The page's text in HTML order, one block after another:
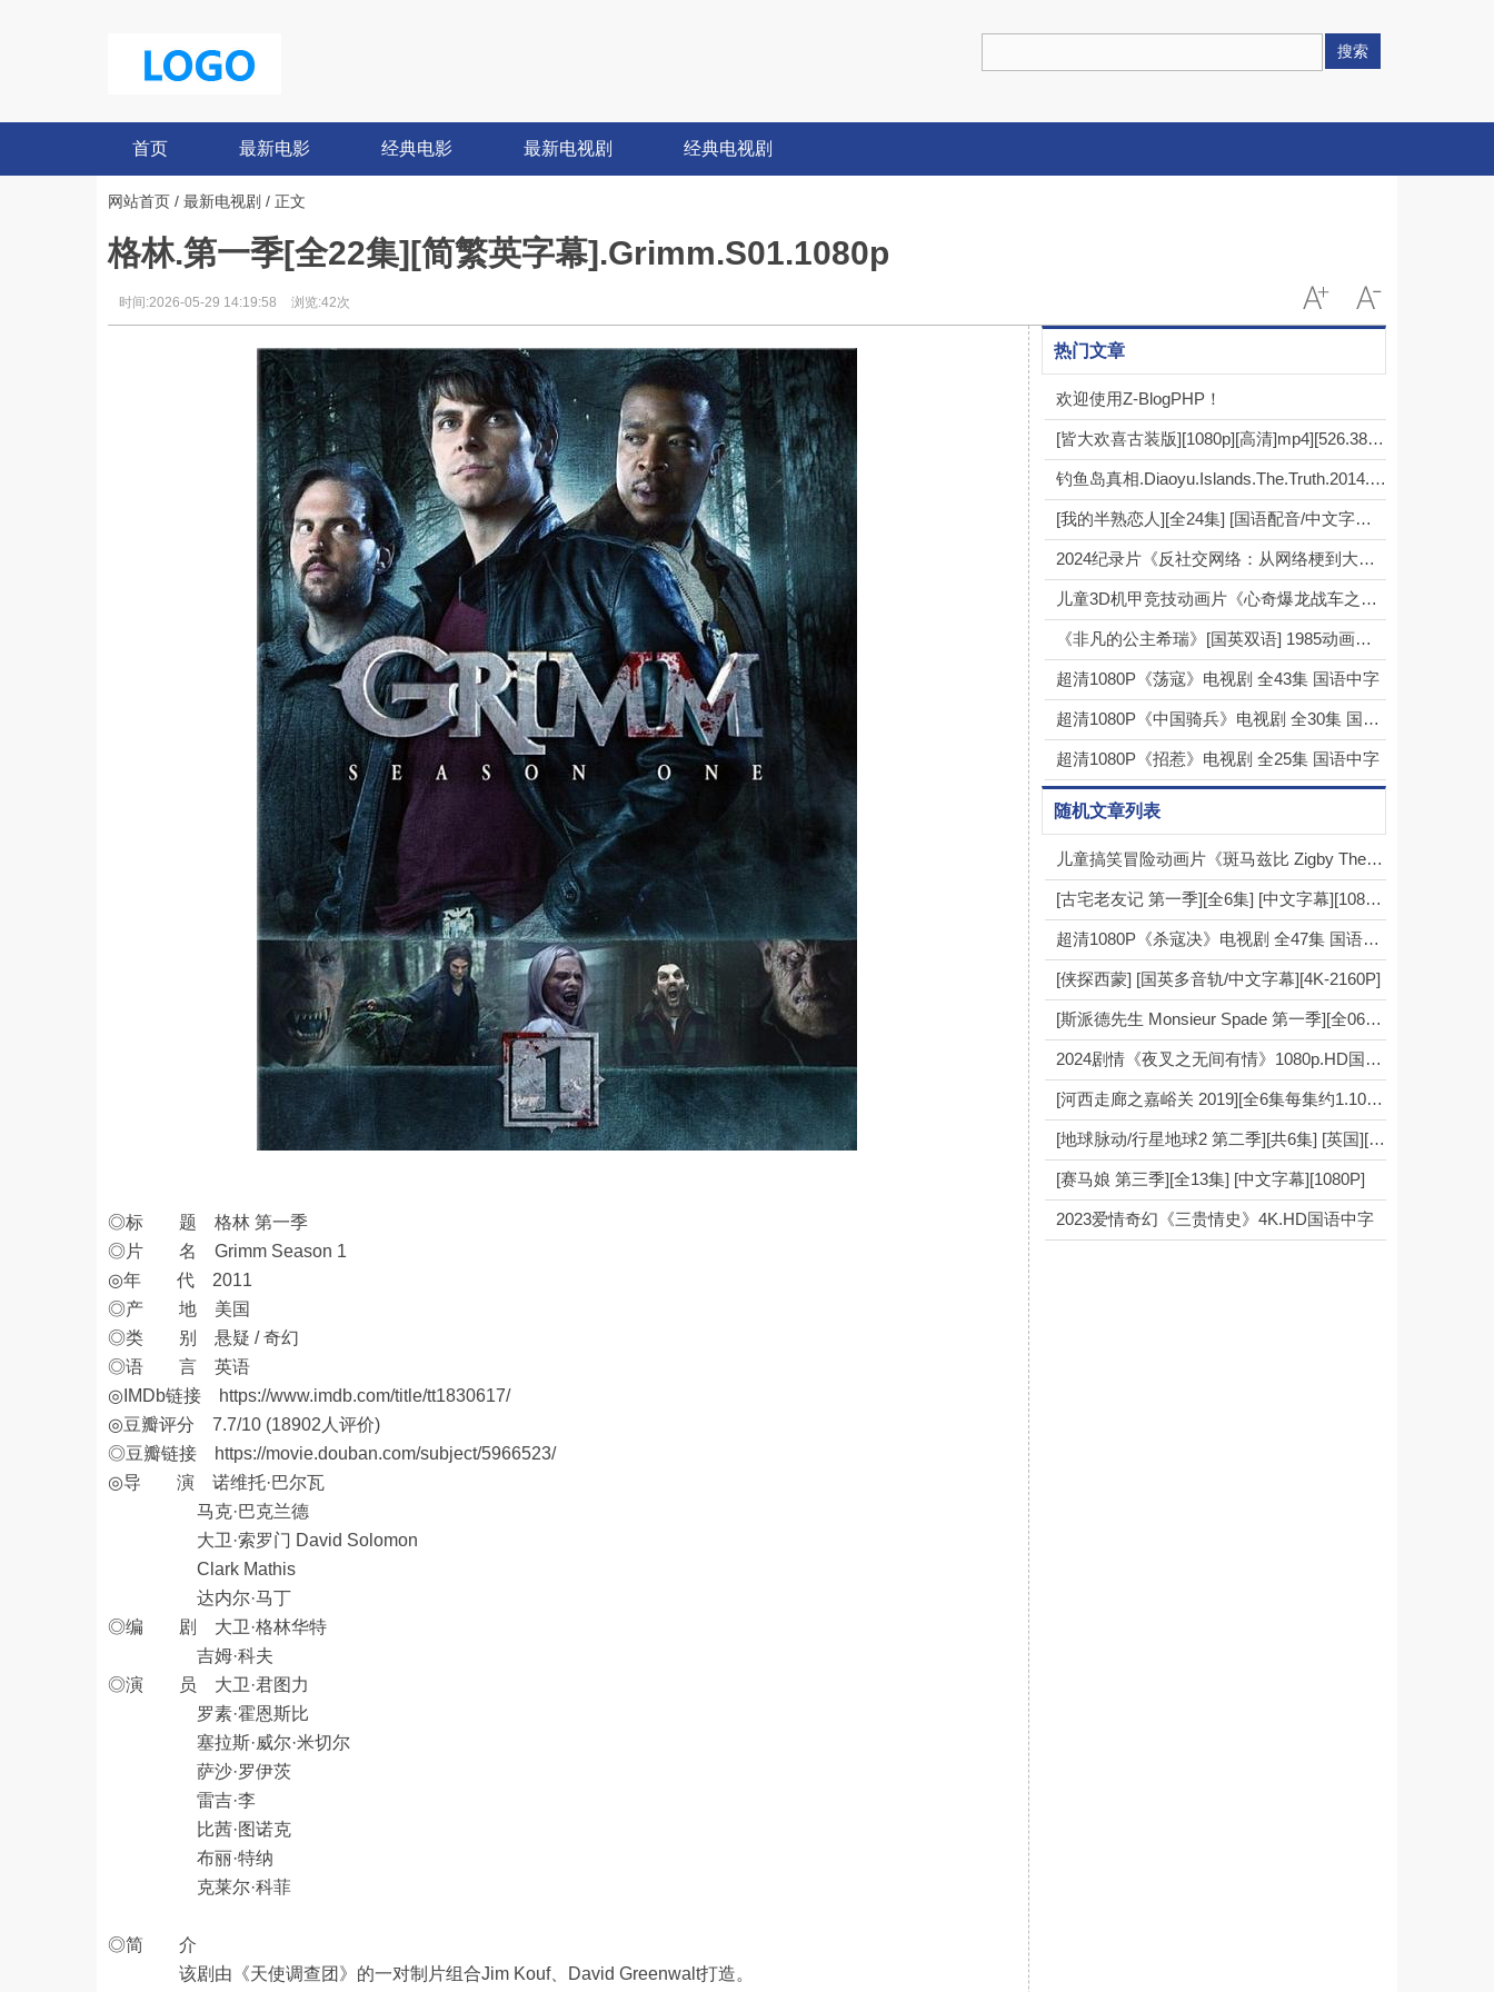
搜索
首页 最新电影 经典电影 最新电视剧 经典电视剧
网站首页 / 最新电视剧 / 正文
格林.第一季[全22集][简繁英字幕].Grimm.S01.1080p
时间:2026-05-29 14:19:58 浏览:42次
◎标 题 格林 第一季
◎片 名 Grimm Season 1
◎年 代 2011
◎产 地 美国
◎类 别 悬疑 / 奇幻
◎语 言 英语
◎IMDb链接
https://www.imdb.com/title/tt1830617/
◎豆瓣评分 7.7/10 (18902人评价)
◎豆瓣链接
https://movie.douban.com/subject/5966523/
◎导 演 诺维托·巴尔瓦
马克·巴克兰德
大卫·索罗门 David Solomon
Clark Mathis
达内尔·马丁
◎编 剧 大卫·格林华特
吉姆·科夫
◎演 员 大卫·君图力
罗素·霍恩斯比
塞拉斯·威尔·米切尔
萨沙·罗伊茨
雷吉·李
比茜·图诺克
布丽·特纳
克莱尔·科菲
◎简 介
该剧由《天使调查团》的一对制片组合Jim Kouf、David Greenwalt打造。
热门文章
欢迎使用Z-BlogPHP！
[皆大欢喜古装版][1080p][高清]mp4][526.38g][每集1.4g][2001年] [粤语中字]
钓鱼岛真相.Diaoyu.Islands.The.Truth.2014.HDTV.720P.X264.AAC-NCCX
[我的半熟恋人][全24集] [国语配音/中文字幕][1080P]
2024纪录片《反社交网络：从网络梗到大灾祸》1080p.BD中英双字
儿童3D机甲竞技动画片《心奇爆龙战车之驯龙斗士》全26集下载 mp4高清720p
《非凡的公主希瑞》[国英双语] 1985动画（全92集）
超清1080P《荡寇》电视剧 全43集 国语中字
超清1080P《中国骑兵》电视剧 全30集 国语中字
超清1080P《招惹》电视剧 全25集 国语中字
随机文章列表
儿童搞笑冒险动画片《斑马兹比 Zigby The Zebra》中文版全52集下载 720p
[古宅老友记 第一季][全6集] [中文字幕][1080P]
超清1080P《杀寇决》电视剧 全47集 国语中字
[侠探西蒙] [国英多音轨/中文字幕][4K-2160P]
[斯派德先生 Monsieur Spade 第一季][全06集][英语中字]
2024剧情《夜叉之无间有情》1080p.HD国语中字
[河西走廊之嘉峪关 2019][全6集每集约1.10GB][国语][高清][1080P]
[地球脉动/行星地球2 第二季][共6集] [英国][2016][MKV/每集约12.12G][中英双语/中英字幕][4K]
[赛马娘 第三季][全13集] [中文字幕][1080P]
2023爱情奇幻《三贵情史》4K.HD国语中字